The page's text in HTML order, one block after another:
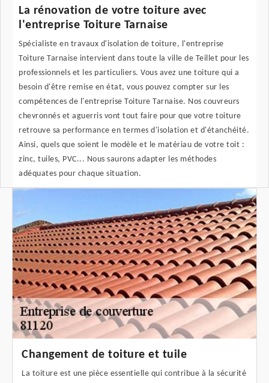
La rénovation de votre toiture avec
l'entreprise Toiture Tarnaise
Spécialiste en travaux d'isolation de toiture, l'entreprise
Toiture Tarnaise intervient dans toute la ville de Teillet pour les
professionnels et les particuliers. Vous avez une toiture qui a
besoin d'être remise en état, vous pouvez compter sur les
compétences de l'entreprise Toiture Tarnaise. Nos couvreurs
chevronnés et aguerris vont tout faire pour que votre toiture
retrouve sa performance en termes d'isolation et d'étanchéité.
Ainsi, quels que soient le modèle et le matériau de votre toit :
zinc, tuiles, PVC... Nous saurons adapter les méthodes
adéquates pour chaque situation.
Changement de toiture et tuile
La toiture est une pièce essentielle qui contribue à la sécurité